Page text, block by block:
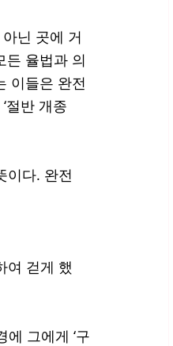
닌 곳에 거
든 율법과 의
이들은 완전
절반 개종
이다. 완전
여 걷게 했
에 그에게 ‘구